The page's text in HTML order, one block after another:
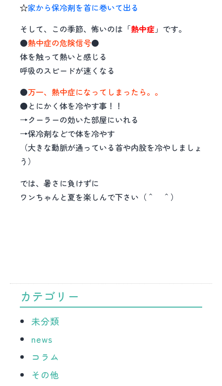
☆家から保冷剤を首に巻いて出る
そして、この季節、怖いのは「熱中症」です。
●熱中症の危険信号●
体を触って熱いと感じる
呼吸のスピードが速くなる
●万一、熱中症になってしまったら。。
●とにかく体を冷やす事！！
→クーラーの効いた部屋にいれる
→保冷剤などで体を冷やす
（大きな動脈が通っている首や内股を冷やしましょ
う）
では、暑さに負けずに
ワンちゃんと夏を楽しんで下さい（＾ ＾）
カテゴリー
未分類
news
コラム
その他